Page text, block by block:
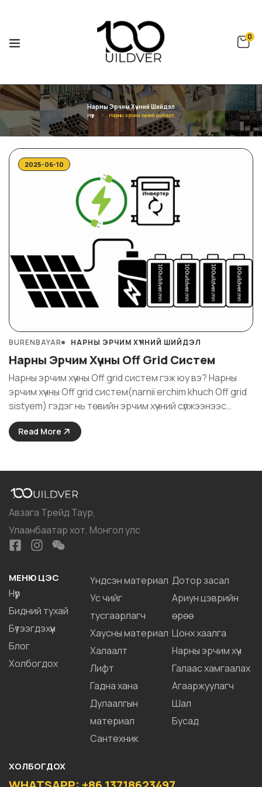
0
Нарны Эрчим Хүчний Шийдэл
Нүүр Нарны эрчим хүчний шийдэл
2025-06-10
BURENBAYAR НАРНЫ ЭРЧИМ ХҮЧНИЙ ШИЙДЭЛ
Нарны Эрчим Хүчны Off Grid Систем
Нарны эрчим хүчны Off grid систем гэж юу вэ? Нарны
эрчим хүчны Off grid систем(narnii erchim khuch Off grid
sistyem) гэдэг нь төвийн эрчим хүчний сүлжээнээс
тусдаа, бие даасан байдлаар нарны энергийг
цахилгаан болгон ашигладаг технологийн цогц
Read More
Авзага Трейд Таур,
Улаанбаатар хот, Монгол улс
МЕНЮ ЦЭС
Нүүр
Бидний тухай
Бүтээгдэхүүн
Блог
Холбогдох
Үндсэн материал
Ус чийг
тусгаарлагч
Хаусны материал
Халаалт
Лифт
Гадна хана
Дулаалгын
материал
Сантехник
Дотор засал
Ариун цэврийн
өрөө
Цонх хаалга
Нарны эрчим хүч
Галаас хамгаалах
Агааржуулагч
Шал
Бусад
ХОЛБОГДОХ